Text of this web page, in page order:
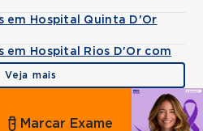
Hospital Quinta D'Or
Hospital Rios D'Or com
Veja mais
Agende
por
Marcar Exame